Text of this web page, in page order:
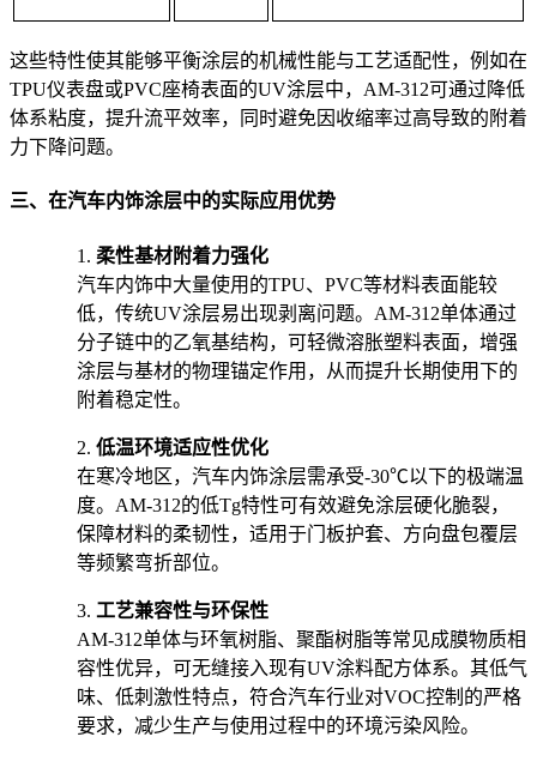
这些特性使其能够平衡涂层的机械性能与工艺适配性，例如在
TPU仪表盘或PVC座椅表面的UV涂层中，AM-312可通过降低
体系粘度，提升流平效率，同时避免因收缩率过高导致的附着
力下降问题。
三、在汽车内饰涂层中的实际应用优势
1. 柔性基材附着力强化
汽车内饰中大量使用的TPU、PVC等材料表面能较
低，传统UV涂层易出现剥离问题。AM-312单体通过
分子链中的乙氧基结构，可轻微溶胀塑料表面，增强
涂层与基材的物理锚定作用，从而提升长期使用下的
附着稳定性。
2. 低温环境适应性优化
在寒冷地区，汽车内饰涂层需承受-30℃以下的极端温
度。AM-312的低Tg特性可有效避免涂层硬化脆裂，
保障材料的柔韧性，适用于门板护套、方向盘包覆层
等频繁弯折部位。
3. 工艺兼容性与环保性
AM-312单体与环氧树脂、聚酯树脂等常见成膜物质相
容性优异，可无缝接入现有UV涂料配方体系。其低气
味、低刺激性特点，符合汽车行业对VOC控制的严格
要求，减少生产与使用过程中的环境污染风险。